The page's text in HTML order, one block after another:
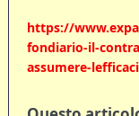
https://
fondiario-il-
assumere-